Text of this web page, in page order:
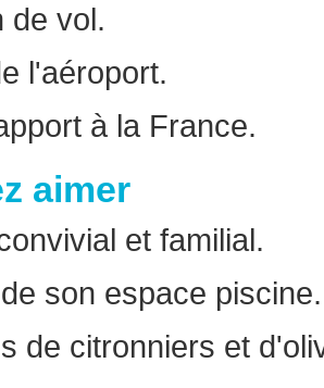
de vol.
l'aéroport.
à la France.
aimer
et familial.
son espace piscine.
de citronniers et